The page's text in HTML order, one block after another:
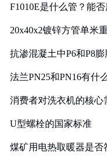
F1010E是什么管？能
20x40x2镀锌方管单米
抗渗混凝土中P6和P8
法兰PN25和PN16有什
消费者对洗衣机的核心
U型螺栓的国家标准
煤矿用电热取暖器是